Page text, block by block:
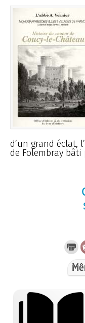
d’un grand éclat,
de Folembray bâti